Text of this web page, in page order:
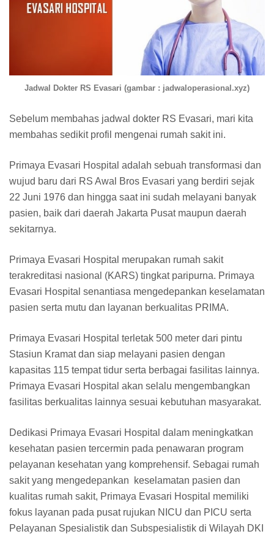
Jadwal Dokter RS Evasari (gambar : jadwaloperasional.xyz)
Sebelum membahas jadwal dokter RS Evasari, mari kita
membahas sedikit profil mengenai rumah sakit ini.
Primaya Evasari Hospital adalah sebuah transformasi dan
wujud baru dari RS Awal Bros Evasari yang berdiri sejak
22 Juni 1976 dan hingga saat ini sudah melayani banyak
pasien, baik dari daerah Jakarta Pusat maupun daerah
sekitarnya.
Primaya Evasari Hospital merupakan rumah sakit
terakreditasi nasional (KARS) tingkat paripurna. Primaya
Evasari Hospital senantiasa mengedepankan keselamatan
pasien serta mutu dan layanan berkualitas PRIMA.
Primaya Evasari Hospital terletak 500 meter dari pintu
Stasiun Kramat dan siap melayani pasien dengan
kapasitas 115 tempat tidur serta berbagai fasilitas lainnya.
Primaya Evasari Hospital akan selalu mengembangkan
fasilitas berkualitas lainnya sesuai kebutuhan masyarakat.
Dedikasi Primaya Evasari Hospital dalam meningkatkan
kesehatan pasien tercermin pada penawaran program
pelayanan kesehatan yang komprehensif. Sebagai rumah
sakit yang mengedepankan keselamatan pasien dan
kualitas rumah sakit, Primaya Evasari Hospital memiliki
fokus layanan pada pusat rujukan NICU dan PICU serta
Pelayanan Spesialistik dan Subspesialistik di Wilayah DKI